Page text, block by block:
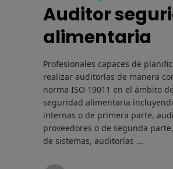
Auditor
alimentaria
Profesionales capaces de
realizar auditorías de manera
norma ISO 19011 en el ámbito
seguridad alimentaria
internas o de primera parte,
proveedores o de segunda
de sistemas, auditorías